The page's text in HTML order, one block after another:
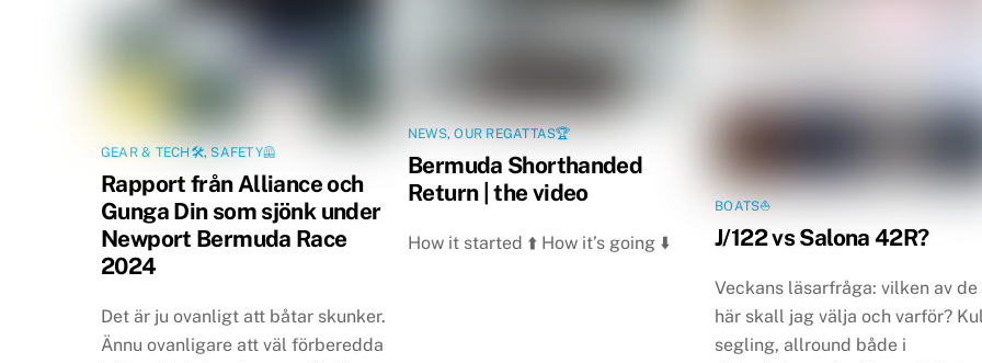
GEAR & TECH🛠, SAFETY🦺
Rapport från Alliance och
Gunga Din som sjönk under
Newport Bermuda Race
2024
Det är ju ovanligt att båtar skunker.
Ännu ovanligare att väl förberedda
NEWS,OUR REGATTAS🏆
Bermuda Shorthanded
Return | the video
How it started ⬆️ How it’s going ⬇️
BOATS⛵️
J/122 vs Salona 42R?
Veckans läsarfråga: vilken av de
här skall jag välja och varför?
segling, allround både i